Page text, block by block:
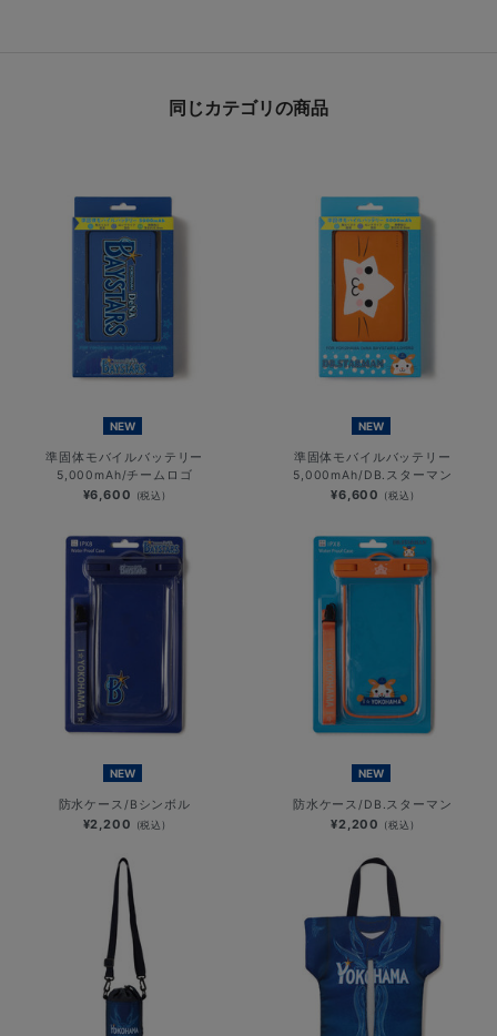
同じカテゴリの商品
NEW
準固体モバイルバッテリー
5,000mAh/チームロゴ
¥6,600 (税込)
NEW
準固体モバイルバッテリー
5,000mAh/DB.スターマン
¥6,600 (税込)
NEW
防水ケース/Bシンボル
¥2,200 (税込)
NEW
防水ケース/DB.スターマン
¥2,200 (税込)